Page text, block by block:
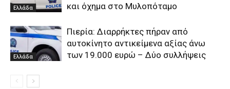
Ελλάδα
και όχημα στο Μυλοπόταμο
Ελλάδα
Πιερία: Διαρρήκτες πήραν από
αυτοκίνητο αντικείμενα αξίας άνω
των 19.000 ευρώ – Δύο συλλήψεις